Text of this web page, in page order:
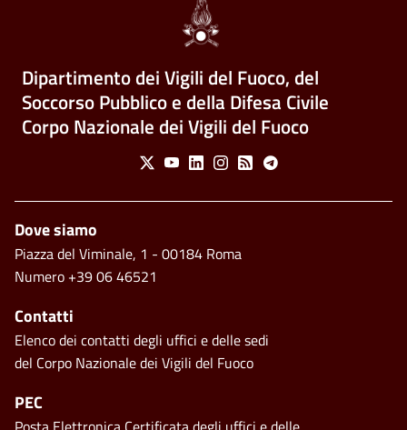
Dipartimento dei Vigili del Fuoco, del
Soccorso Pubblico e della Difesa Civile
Corpo Nazionale dei Vigili del Fuoco
Social Menu
X YoutubeLinkedinInstagram
Feed Telegram
Piè di pagina
Dove siamo
Piazza del Viminale, 1 - 00184 Roma
Numero +39 06 46521
Contatti
Elenco dei contatti degli uffici e delle sedi
del Corpo Nazionale dei Vigili del Fuoco
PEC